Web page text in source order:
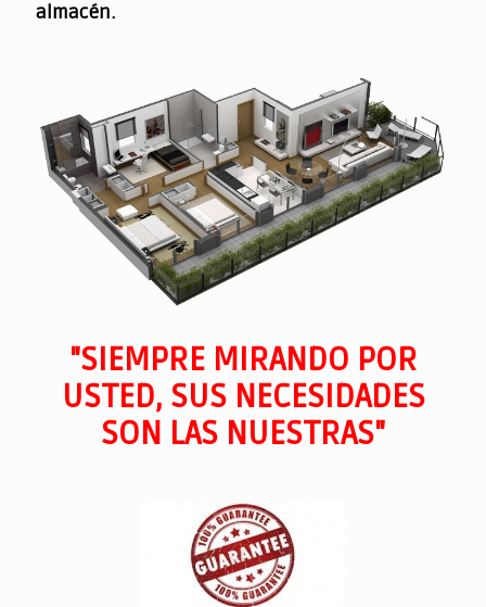
almacén.
"SIEMPRE MIRANDO POR
USTED, SUS NECESIDADES
SON LAS NUESTRAS"